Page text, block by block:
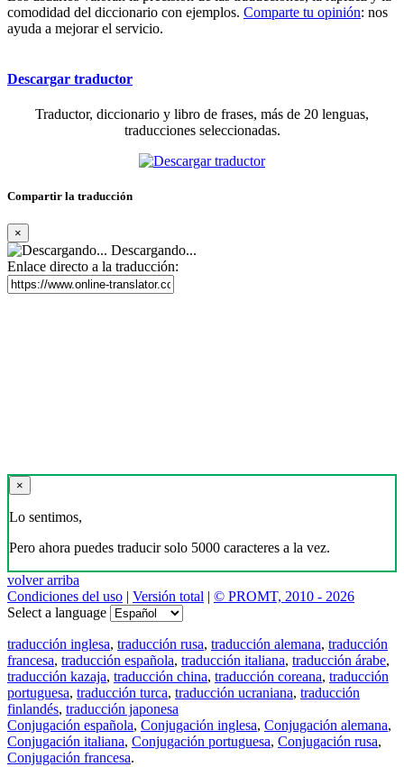
comodidad del diccionario con ejemplos. Comparte tu opinión: nos
ayuda a mejorar el servicio.
Descargar traductor
Traductor, diccionario y libro de frases, más de 20 lenguas,
traducciones seleccionadas.
Compartir la traducción
×
Descargando...
Enlace directo a la traducción:
×
Lo sentimos,
Pero ahora puedes traducir solo 5000 caracteres a la vez.
volver arriba
Condiciones del uso | Versión total | © PROMT, 2010 - 2026
Select a language
traducción inglesa, traducción rusa, traducción alemana, traducción
francesa, traducción española, traducción italiana, traducción árabe,
traducción kazaja, traducción china, traducción coreana, traducción
portuguesa, traducción turca, traducción ucraniana, traducción
finlandés, traducción japonesa
Conjugación española, Conjugación inglesa, Conjugación alemana,
Conjugación italiana, Conjugación portuguesa, Conjugación rusa,
Conjugación francesa.